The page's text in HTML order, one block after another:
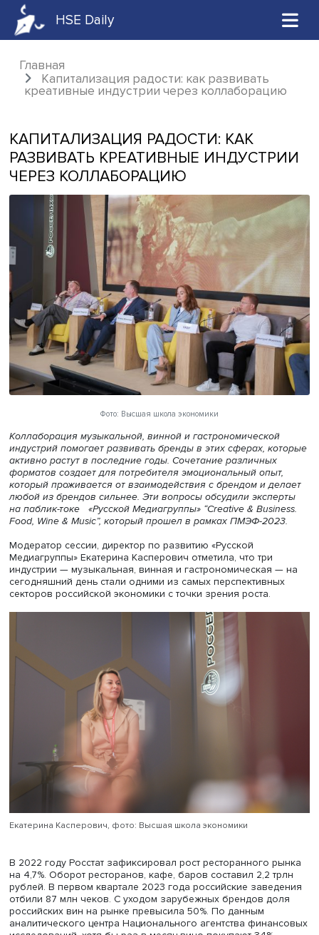
HSE Daily
Главная
Капитализация радости: как развивать
КАПИТАЛИЗАЦИЯ РАДОСТИ: КАК
РАЗВИВАТЬ КРЕАТИВНЫЕ
ЧЕРЕЗ КОЛЛАБОРАЦИЮ
Фото: Высшая школа экономики
Коллаборация музыкальной, винной и
индустрий помогает развивать бренды в этих сферах,
активно растут в последние годы. Сочетание различных
форматов создает для потребителя эмоциональный
который проживается от взаимодействия с брендом и
любой из брендов сильнее. Эти вопросы обсудили
на паблик-токе «Русской Медиагруппы» “Creative &
Food, Wine & Music”, который прошел в рамках ПМЭФ-
Модератор сессии, директор по развитию «Русской
Медиагруппы» Екатерина Касперович отметила, что три
индустрии — музыкальная, винная и
сегодняшний день стали одними из самых
секторов российской экономики с точки зрения роста.